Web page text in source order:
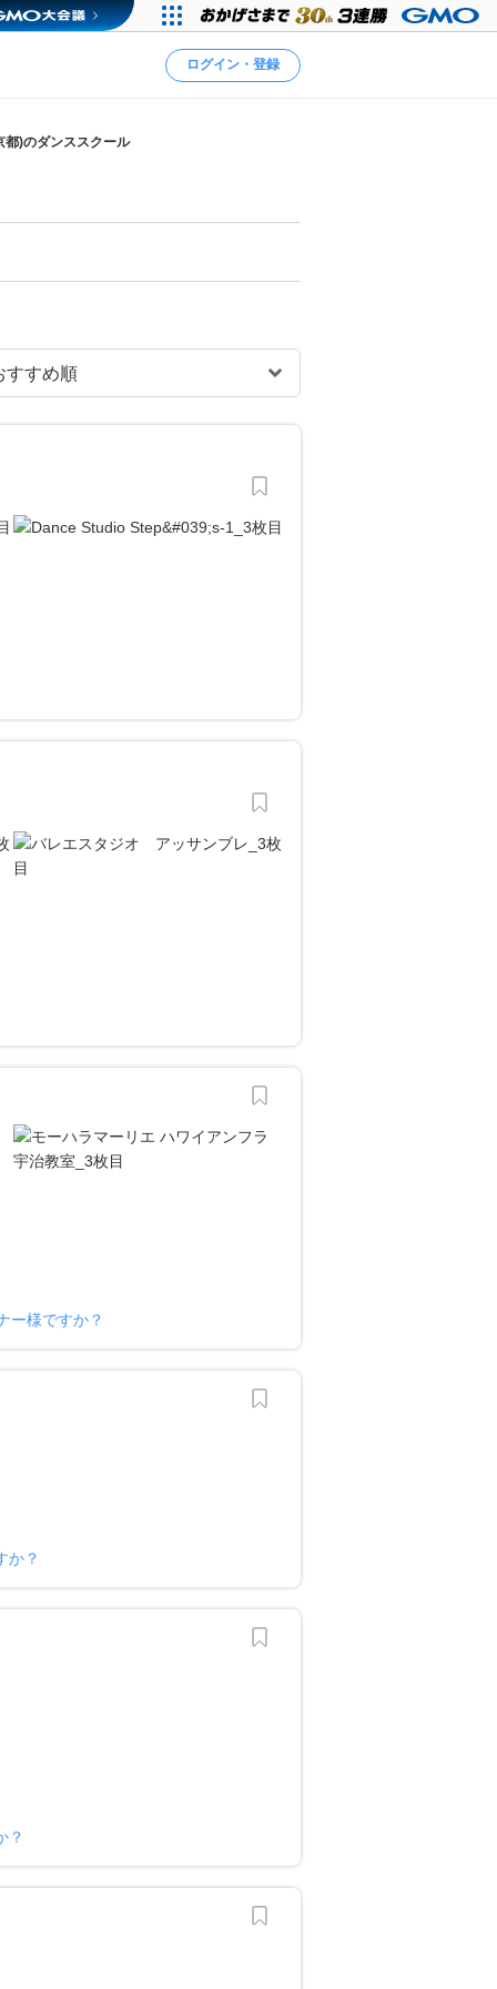
ログイン・登録
都)のダンススクール
ー様ですか？
か？
？